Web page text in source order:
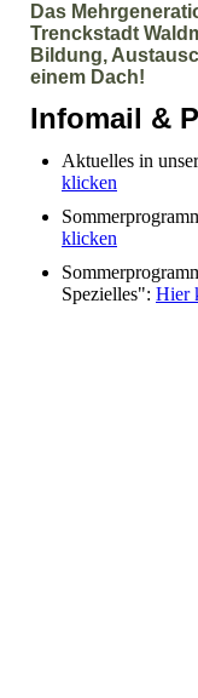
Das
Trenckstadt
Bildung,
einem Dach!
Infomail &
Aktuelles in
klicken
klicken
Spezielles": Hier